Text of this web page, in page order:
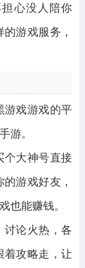
心没人陪你
游戏服务，
游戏游戏的平
游。
个大神号直接
游戏好友，
也能赚钱。
讨论火热，各
着攻略走，让